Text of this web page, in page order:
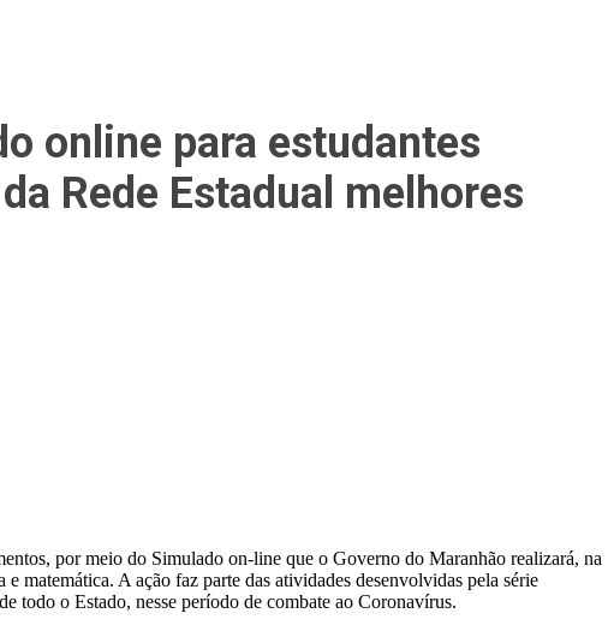
online para estudantes
Rede Estadual melhores
por meio do Simulado on-line que o Governo do Maranhão realizará, na
matemática. A ação faz parte das atividades desenvolvidas pela série
todo o Estado, nesse período de combate ao Coronavírus.